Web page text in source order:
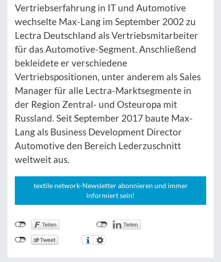
Vertriebserfahrung in IT und Automotive
wechselte Max-Lang im September 2002 zu
Lectra Deutschland als Vertriebsmitarbeiter
für das Automotive-Segment. Anschließend
bekleidete er verschiedene
Vertriebspositionen, unter anderem als Sales
Manager für alle Lectra-Marktsegmente in
der Region Zentral- und Osteuropa mit
Russland. Seit September 2017 baute Max-
Lang als Business Development Director
Automotive den Bereich Lederzuschnitt
weltweit aus.
textile network-Newsletter abonnieren und immer
informiert sein!